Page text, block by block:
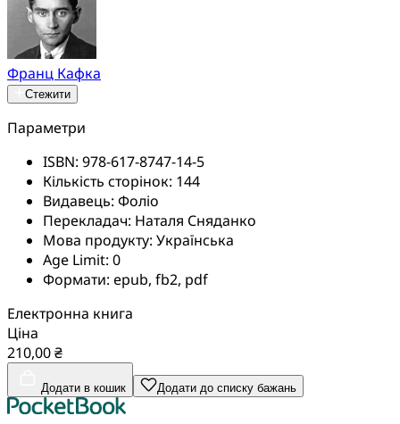
Франц Кафка
Стежити
Параметри
ISBN: 978-617-8747-14-5
Кількість сторінок: 144
Видавець: Фоліо
Перекладач: Наталя Сняданко
Мова продукту: Українська
Age Limit: 0
Формати: epub, fb2, pdf
Електронна книга
Ціна
210,00 ₴
Додати в кошик Додати до списку бажань